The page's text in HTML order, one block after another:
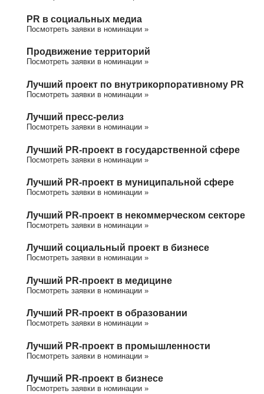
PR в социальных медиа
Посмотреть заявки в номинации »
Продвижение территорий
Посмотреть заявки в номинации »
Лучший проект по внутрикорпоративному PR
Посмотреть заявки в номинации »
Лучший пресс-релиз
Посмотреть заявки в номинации »
Лучший PR-проект в государственной сфере
Посмотреть заявки в номинации »
Лучший PR-проект в муниципальной сфере
Посмотреть заявки в номинации »
Лучший PR-проект в некоммерческом секторе
Посмотреть заявки в номинации »
Лучший социальный проект в бизнесе
Посмотреть заявки в номинации »
Лучший PR-проект в медицине
Посмотреть заявки в номинации »
Лучший PR-проект в образовании
Посмотреть заявки в номинации »
Лучший PR-проект в промышленности
Посмотреть заявки в номинации »
Лучший PR-проект в бизнесе
Посмотреть заявки в номинации »